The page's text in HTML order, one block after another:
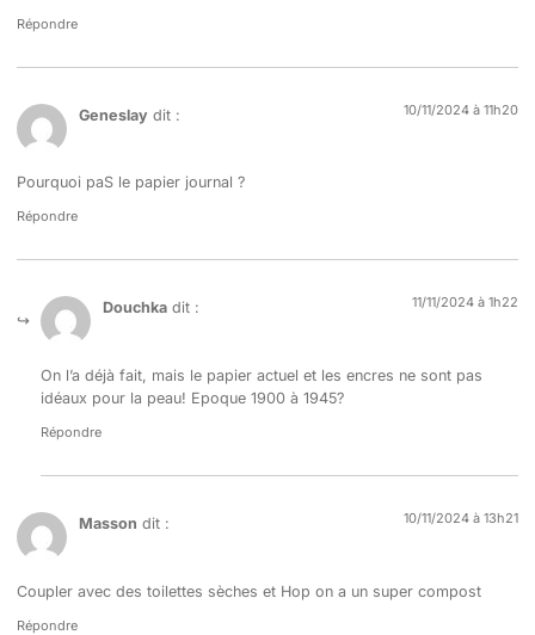
Répondre
Geneslay dit : 10/11/2024 à 11h20
Pourquoi paS le papier journal ?
Répondre
Douchka dit : 11/11/2024 à 1h22
On l’a déjà fait, mais le papier actuel et les encres ne sont pas
idéaux pour la peau! Epoque 1900 à 1945?
Répondre
Masson dit : 10/11/2024 à 13h21
Coupler avec des toilettes sèches et Hop on a un super compost
Répondre